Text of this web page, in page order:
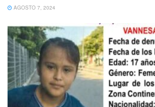
AGOSTO 7, 2024